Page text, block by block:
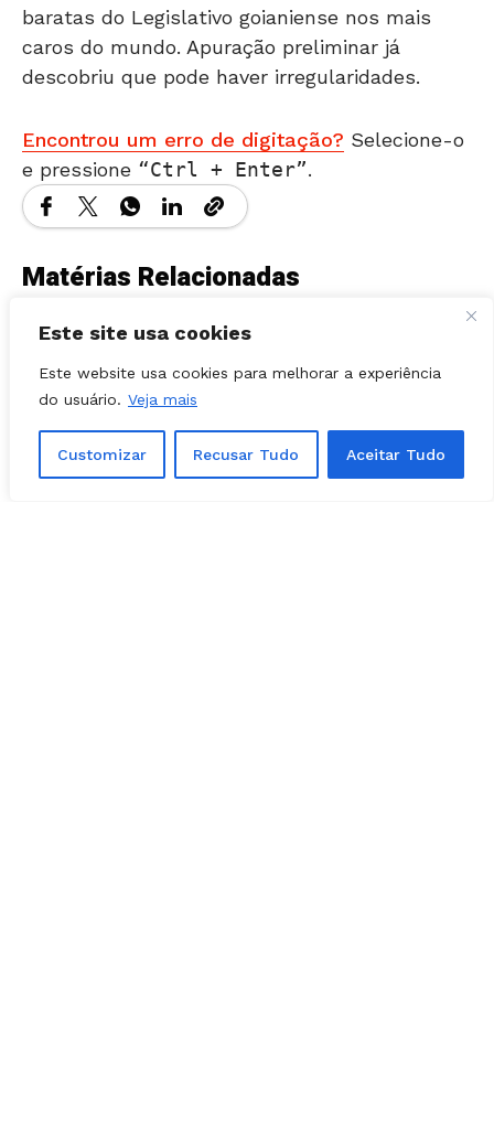
Este site usa cookies
Este website usa cookies para melhorar a experiência
do usuário. Veja mais
Customizar Recusar Tudo Aceitar Tudo
caros do mundo. Apuração preliminar já
descobriu que pode haver irregularidades.
e pressione Ctrl + Enter .
Matérias Relacionadas